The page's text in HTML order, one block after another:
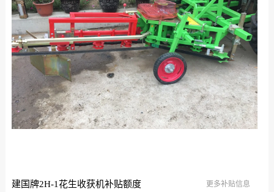
建国牌2H-1花生收获机补贴额度 更多补贴信息